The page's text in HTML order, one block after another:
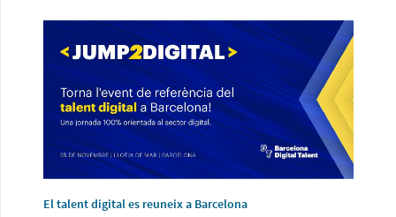
El talent digital es reuneix a Barcelona